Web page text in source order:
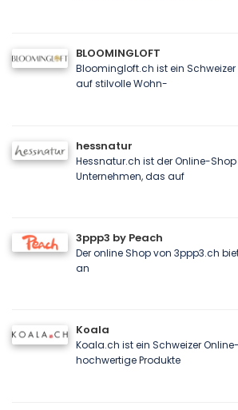
BLOOMINGLOFT
Bloomingloft.ch ist ein
auf stilvolle Wohn-
hessnatur
Hessnatur.ch ist der Online-
Unternehmen, das auf
3ppp3 by Peach
Der online Shop von 3ppp3.ch
an
Koala
Koala.ch ist ein Schweizer
hochwertige Produkte